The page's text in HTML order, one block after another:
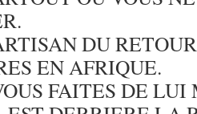
DU
EN AFRIQUE.
FAITES DE